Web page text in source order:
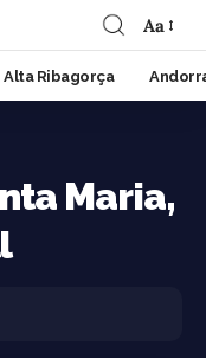
Aa
Alta Ribagorça
Maria,